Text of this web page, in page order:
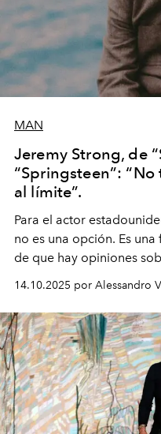
MAN
Jeremy Strong, de
“Springsteen”:
al límite”.
Para el actor
no es una opción. Es
de que hay opiniones
demasiado en cómo me
pérdida de tiempo",
14.10.2025 por Alessandro